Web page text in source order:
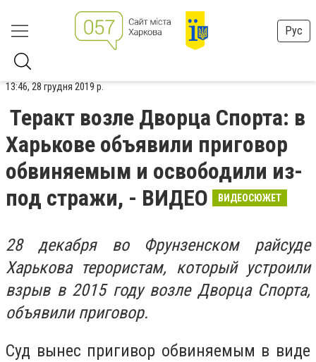
Рус
13:46, 28 грудня 2019 р.
Теракт возле Дворца Спорта: в
Харькове объявили приговор
обвиняемым и освободили из-
под стражи, - ВИДЕО
ВИДЕОСЮЖЕТ
28 декабря во Фрунзенском райсуде
Харькова терористам, который устроили
взрыв в 2015 году возле Дворца Спорта,
объявили приговор.
Суд вынес пригивор обвиняемым в виде